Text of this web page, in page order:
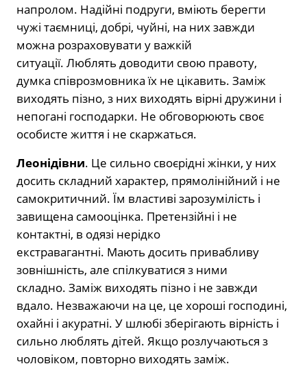
напролом. Надійні подруги, вміють берегти
чужі таємниці, добрі, чуйні, на них завжди
можна розраховувати у важкій
ситуації. Люблять доводити свою правоту,
думка співрозмовника їх не цікавить. Заміж
виходять пізно, з них виходять вірні дружини і
непогані господарки. Не обговорюють своє
особисте життя і не скаржаться.
Леонідівни. Це сильно своєрідні жінки, у них
досить складний характер, прямолінійний і не
самокритичний. Їм властиві зарозумілість і
завищена самооцінка. Претензійні і не
контактні, в одязі нерідко
екстравагантні. Мають досить привабливу
зовнішність, але спілкуватися з ними
складно. Заміж виходять пізно і не завжди
вдало. Незважаючи на це, це хороші господині,
охайні і акуратні. У шлюбі зберігають вірність і
сильно люблять дітей. Якщо розлучаються з
чоловіком, повторно виходять заміж.